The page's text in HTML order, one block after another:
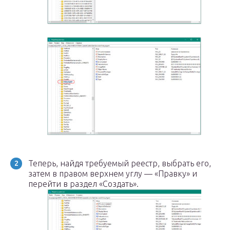
Теперь, найдя требуемый реестр, выбрать его,
затем в правом верхнем углу — «Правку» и
перейти в раздел «Создать».